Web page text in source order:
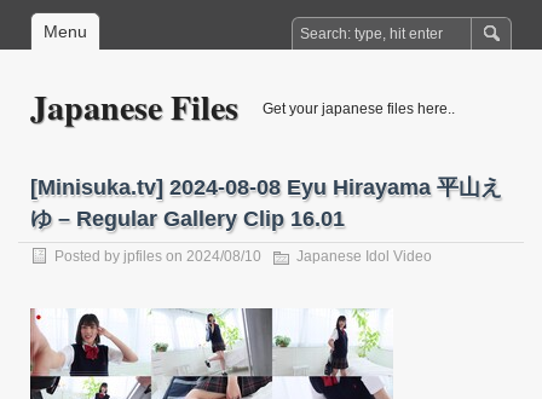
Menu
Japanese Files Get your japanese files here..
[Minisuka.tv] 2024-08-08 Eyu Hirayama 平山え
ゆ – Regular Gallery Clip 16.01
Posted by jpfiles on 2024/08/10 Japanese Idol Video